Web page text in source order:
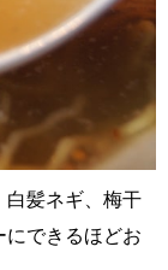
白髪ネギ、梅干
にできるほどお